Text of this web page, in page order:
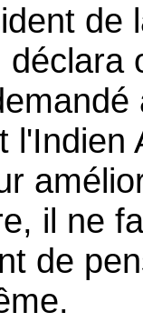
de
déclara
l'Indien
il ne
de